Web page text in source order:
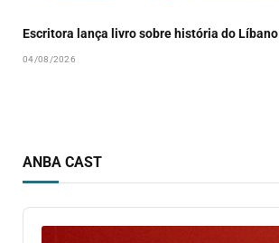
Escritora lança livro sobre história do Líbano
04/08/2026
ANBA CAST
Audio
Player